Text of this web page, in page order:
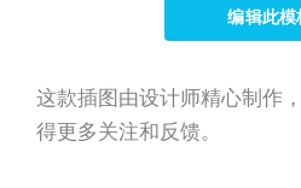
编辑此模
这款插图由设计师精心制作
得更多关注和反馈。